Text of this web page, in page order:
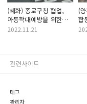
(혜화) 종로구청 협업,
아동학대예방을 위한
홍보 실시
2022.11.21
(
합
태그
관리자
관련사이트